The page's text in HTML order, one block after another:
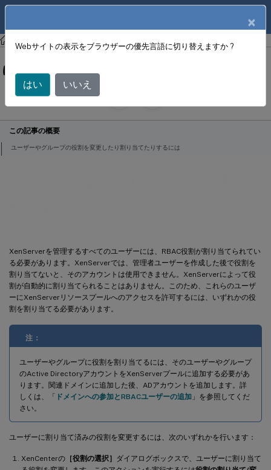
XenCenter XenCenter
XenServerを管理するすべてのユーザーには、RBAC役割が割り当てられてい
る必要があります。XenServerでは、管理者ユーザーを作成した後で役割を
割り当てないと、そのアカウントは使用できません。XenServerによって役
割が自動的に割り当てられることはありません。このため、これらのユーザ
ーにXenServerリソースプールへのアクセスを許可するには、いずれかの役
割を割り当てる必要があります。
注：
ユーザーやグループに役割を割り当てるには、そのユーザーやグループ
のActive DirectoryアカウントをXenServerプールに追加する必要があ
ります。関連ドメインに追加した後、ADアカウントを追加します。詳
しくは、「 ドメインへの参加とRBACユーザーの追加 」を参照してくだ
さい。
ユーザーに割り当て済みの役割を変更するには、次のいずれかを行います：
XenCenterの ［役割の選択］ ダイアログボックスで、ユーザーに割り当て
ユーザーおよびグループへの役割の割
り当て
June 18, 2024
X
この記事の概要
ユーザーやグループの役割を変更したり割り当てたりするには
×
Webサイトの表示をブラウザーの優先言語に切り替えますか ?
はい いいえ